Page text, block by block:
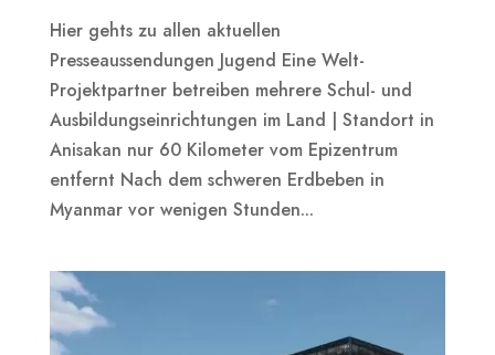
Hier gehts zu allen aktuellen
Presseaussendungen Jugend Eine Welt-
Projektpartner betreiben mehrere Schul- und
Ausbildungseinrichtungen im Land | Standort in
Anisakan nur 60 Kilometer vom Epizentrum
entfernt Nach dem schweren Erdbeben in
Myanmar vor wenigen Stunden...